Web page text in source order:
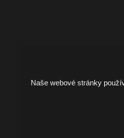
Naše webové stránky